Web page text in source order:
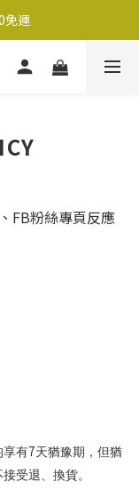
免運
免運
FB粉絲專頁反應
享有7天猶豫期，但猶
受退、換貨。